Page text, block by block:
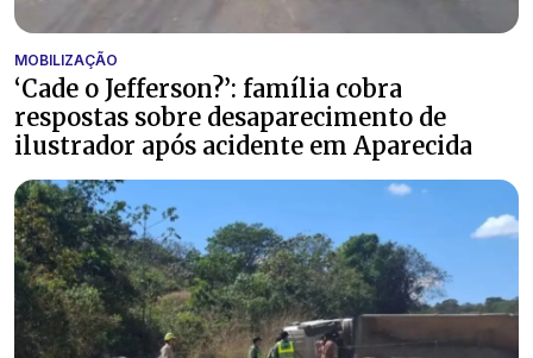
MOBILIZAÇÃO
‘Cade o Jefferson?’: família cobra
respostas sobre desaparecimento de
ilustrador após acidente em Aparecida